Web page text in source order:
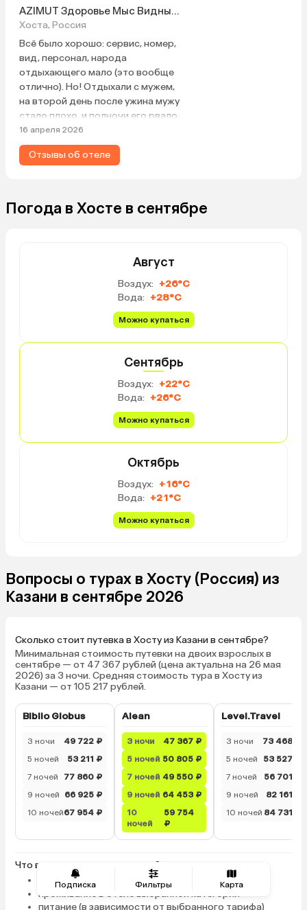
Подписка Фильтры Карта
AZIMUT Здоровье Мыс Видный Санаторий
Хоста, Россия
Всё было хорошо: сервис, номер,
вид, персонал, народа
отдыхающего мало (это вообще
отлично). Но! Отдыхали с мужем,
на второй день после ужина мужу
стало плохо, и полночи его рвало,
все в этом духе. Соответственно,
второй день он отходил от этого
всего, лежал пластом.
только в отеле. Ни в кафешках, ни
в уличных открытых шашлычках,
Акклиматизация? Он в принципе
не менялся. Еда вся свежая,
вкусная, вопросов не возникало
по внешнему виду/вкусу. Но
получилось, как получилось. В
любом случае спасибо «Азимуту»
за теплый приём, очень давно
16 апреля 2026
Отзывы об отеле
Погода в Хосте в сентябре
Август
Воздух: +26°C
Вода: +28°C
Можно купаться
Сентябрь
Воздух: +22°C
Вода: +26°C
Можно купаться
Октябрь
Воздух: +16°C
Вода: +21°C
Можно купаться
Вопросы о турах в Хосту (Россия) из
Казани в сентябре 2026
Сколько стоит путевка в Хосту из Казани в сентябре?
Минимальная стоимость путевки на двоих взрослых в
сентябре — от 47 367 рублей (цена актуальна на 26 мая
2026) за 3 ночи. Средняя стоимость тура в Хосту из
Казани — от 105 217 рублей.
Biblio Globus
3 ночи
49 722 ₽
5 ночей
53 211 ₽
7 ночей
77 860 ₽
9 ночей
66 925 ₽
10 ночей67 954 ₽
Alean
3 ночи
47 367 ₽
5 ночей 50 805 ₽
7 ночей 49 550 ₽
9 ночей 64 453 ₽
10
ночей
59 754
₽
Level.Travel
3 ночи
73 468 ₽
5 ночей
53 527 ₽
7 ночей
56 701 ₽
9 ночей
82 161 ₽
10 ночей 84 731 ₽
Что входит в стоимость тура?
авиаперелет из Казани в Хосту и обратно
проживание в отеле выбранной категории
питание (в зависимости от выбранного тарифа)